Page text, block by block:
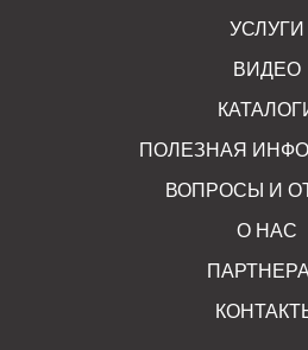
УСЛУГИ
ВИДЕО
ПОЛЕЗНАЯ
ВОПРОСЫ И
О НАС